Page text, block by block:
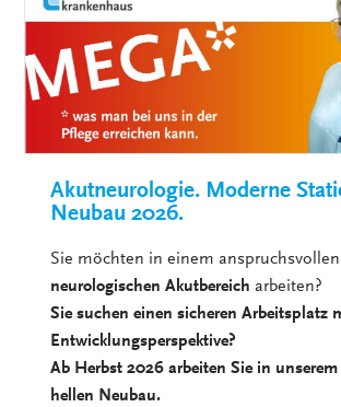
Akutneurologie. Moderne
Neubau 2026.
Sie möchten in einem anspruchsvollen
neurologischen Akutbereich arbeiten?
Sie suchen einen sicheren Arbeitsplatz
Entwicklungsperspektive?
Ab Herbst 2026 arbeiten Sie in
hellen Neubau.